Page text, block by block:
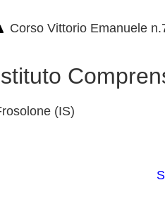
Corso Vittorio Emanuele
(IS)